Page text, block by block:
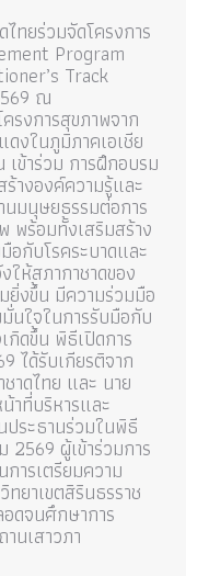
ทยร่วมจัดโครงการ
Program
Track
ณ
รงการสุขภาพจาก
งในภูมิภาคเอเชีย
ข้าร่วม การฝึกอบรม
างองค์ความรู้และ
มนุษยธรรมต่อการ
พร้อมทั้งเสริมสร้าง
อกับโรคระบาดและ
ห้สภากาชาดของ
ยิ่งขึ้น มีความร่วมมือ
นใจในการรับมือกับ
กิดขึ้น พิธีเปิดการ
ได้รับเกียรติจาก
าดไทย และ นาย
าที่บริหารและ
ประธานร่วมในพิธี
ผู้เข้าร่วมการ
ารเตรียมความ
ยาเขตสิรินธรราช
ดจนศึกษาการ
นเสาวภา